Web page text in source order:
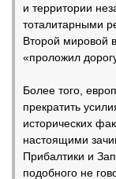
и территории
тоталитарными
Второй мировой
«проложил
Более того,
прекратить
исторических
настоящими
Прибалтики и
подобного не